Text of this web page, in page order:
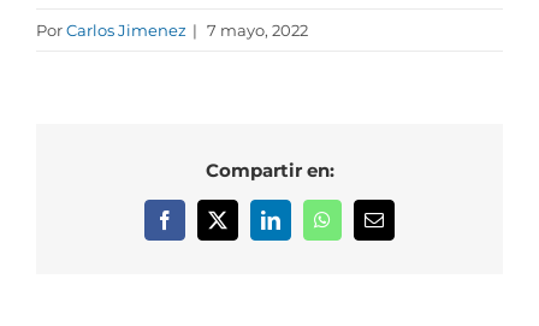
PorCarlos Jimenez | 7 mayo, 2022
Compartir en:
Facebook
X LinkedInWhatsAppCorreo